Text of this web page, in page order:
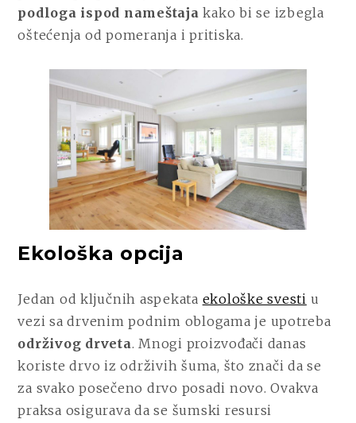
podloga ispod nameštaja kako bi se izbegla
oštećenja od pomeranja i pritiska.
Ekološka opcija
Jedan od ključnih aspekata ekološke svesti u
vezi sa drvenim podnim oblogama je upotreba
održivog drveta. Mnogi proizvođači danas
koriste drvo iz održivih šuma, što znači da se
za svako posečeno drvo posadi novo. Ovakva
praksa osigurava da se šumski resursi